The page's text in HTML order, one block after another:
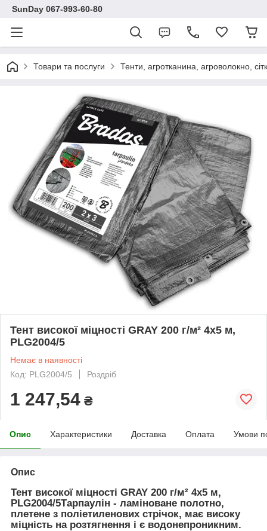
SunDay 067-993-60-80
Товари та послуги Тенти, агротканина, агроволокно,
Тент високої міцності GRAY 200 г/м² 4x5 м,
PLG2004/5
Немає в наявності
Код: PLG2004/5
Роздріб
1 247,54 ₴
Опис Характеристики Доставка Оплата Умови
Опис
Тент високої міцності GRAY 200 г/м² 4x5 м,
PLG2004/5Тарпаулін - ламіноване полотно,
плетене з поліетиленових стрічок, має високу
міцність на розтягнення і є водонепроникним.